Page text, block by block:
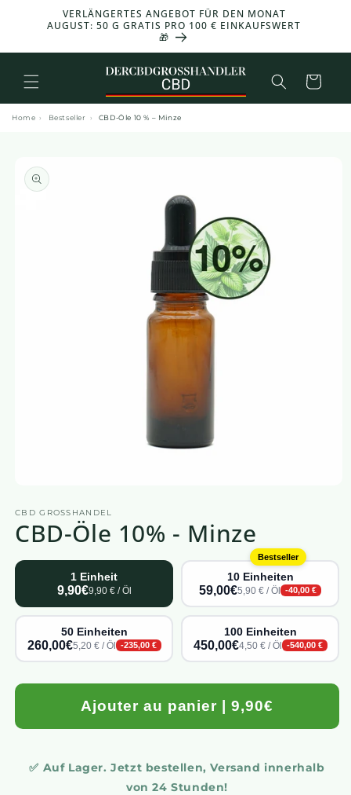
und zum
Inhalt
VERLÄNGERTES ANGEBOT FÜR DEN MONAT
AUGUST: 50 G GRATIS PRO 100 € EINKAUFSWERT
🎁
Warenkorb
Home › Bestseller › CBD-Öle 10 % – Minze
in
einem
modalen
öffnen
CBD GROSSHANDEL
CBD-Öle 10% - Minze
1 Einheit
9,90€9,90 € / Öl
Bestseller
10 Einheiten
59,00€5,90 € / Öl -40,00 €
50 Einheiten
260,00€5,20 € / Öl -235,00 €
100 Einheiten
450,00€4,50 € / Öl -540,00 €
Ajouter au panier | 9,90€
✅ Auf Lager. Jetzt bestellen, Versand innerhalb
von 24 Stunden!